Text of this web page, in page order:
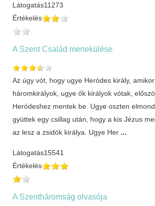
Látogatás11273
Értékelés
A Szent Család menekülése
Az úgy vót, hogy ugye Heródes király,
háromkirályok, ugye ők királyok vótak,
Heródeshez mentek be. Ugye oszten
gyüttek egy csillag után, hogy a kis Jézus
az lesz a zsidók királya. Ugye Her ...
Látogatás15541
Értékelés
A Szentháromság olvasója